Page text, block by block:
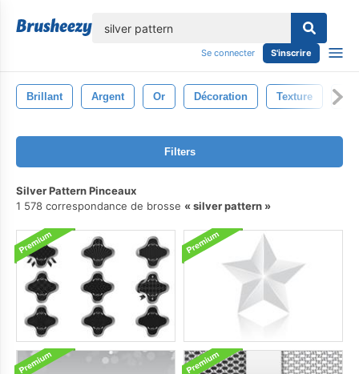
Se connecter S'inscrire
Brillant Argent Or Décoration Texture
Filters
Silver Pattern Pinceaux
1 578 correspondance de brosse
silver pattern